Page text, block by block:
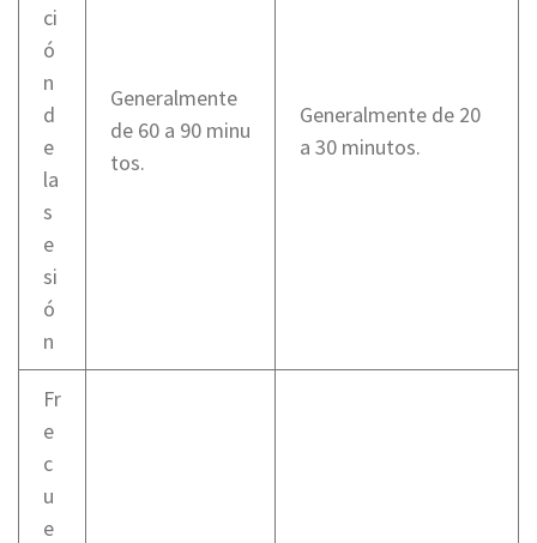
ci
ó
n
d
e
la
s
e
si
ó
n
Generalmente
de 60 a 90 minu
tos.
Generalmente de 20
a 30 minutos.
Fr
e
c
u
e